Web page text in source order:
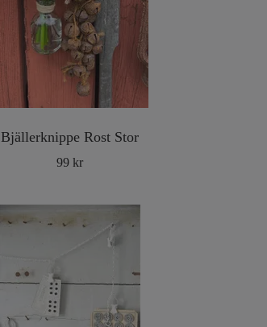
Bjällerknippe Rost Stor
99 kr